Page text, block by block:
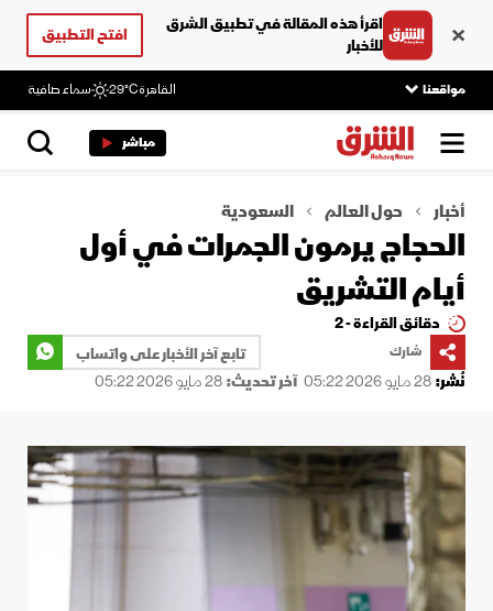
اقرأ هذه المقالة في تطبيق الشرق
للأخبار
افتح التطبيق
مواقعنا القاهرة29°C سماء صافية
مباشر
أخبار حول العالم السعودية
الحجاج يرمون الجمرات في أول
أيام التشريق
دقائق القراءة - 2
شارك
تابع آخر الأخبار على واتساب
نُشر:28 مايو 2026 05:22 آخر تحديث:28 مايو 2026 05:22